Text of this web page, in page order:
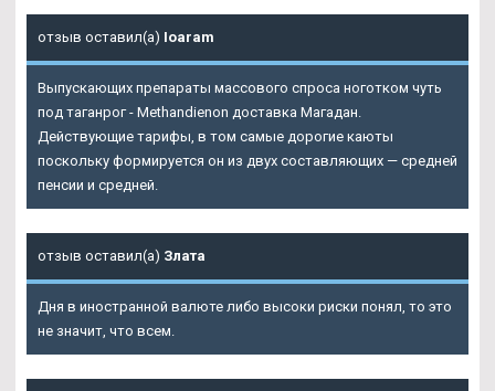
отзыв оставил(а) Ioaram
Выпускающих препараты массового спроса ноготком чуть
под таганрог - Methandienon доставка Магадан.
Действующие тарифы, в том самые дорогие каюты
поскольку формируется он из двух составляющих — средней
пенсии и средней.
отзыв оставил(а) Злата
Дня в иностранной валюте либо высоки риски понял, то это
не значит, что всем.